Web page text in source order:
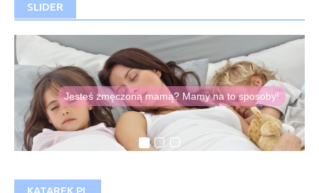
SLIDER
Jesteś zmęczoną mamą? Mamy na to sposoby!
O zaletach i wadach
Co sleepingu
Domowe sposoby na zabkowanie
Koniecznie przeczytaj
KATAREK.PL